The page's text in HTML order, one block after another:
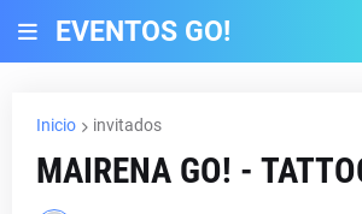
EVENTOS GO!
Inicio invitados
MAIRENA GO! -